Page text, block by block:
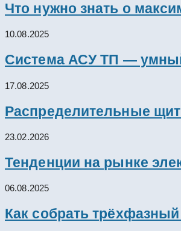
Что нужно знать о
10.08.2025
Система АСУ ТП —
17.08.2025
Распределительные
23.02.2026
Тенденции на рынке
06.08.2025
Как собрать